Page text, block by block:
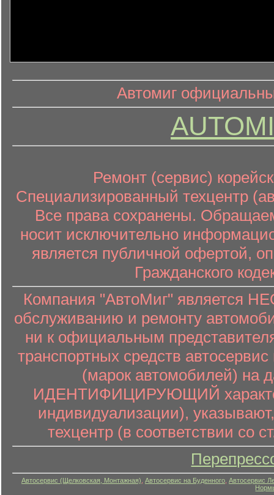
информационный контент
Автомиг
Ремонт (сервис)
Специализированный техцентр
Все права сохранены.
носит исключительно
является публичной офертой,
Гражданского
Компания "АвтоМиг" является
обслуживанию и ремонту
ни к официальным
транспортных средств
(марок автомобилей) на
ИДЕНТИФИЦИРУЮЩИЙ характер
индивидуализации),
техцентр (в соответствии со
Автосервис (Щелковская, Монтажная) Автосервис на Буденного Автосервис